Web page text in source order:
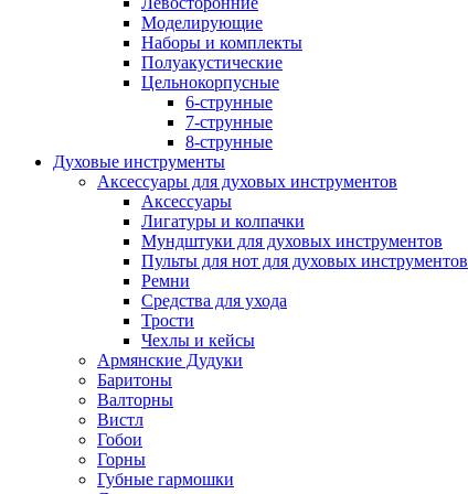
Моделирующие
Наборы и комплекты
Полуакустические
Цельнокорпусные
6-струнные
7-струнные
8-струнные
Духовые инструменты
Аксессуары для духовых инструментов
Аксессуары
Лигатуры и колпачки
Мундштуки для духовых инструментов
Пульты для нот для духовых инструментов
Ремни
Средства для ухода
Трости
Чехлы и кейсы
Армянские Дудуки
Баритоны
Валторны
Вистл
Гобои
Горны
Губные гармошки